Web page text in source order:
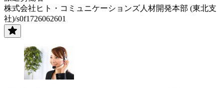
株式会社ヒト・コミュニケーションズ人材開発本部 (東北支
社)/s0f1726062601